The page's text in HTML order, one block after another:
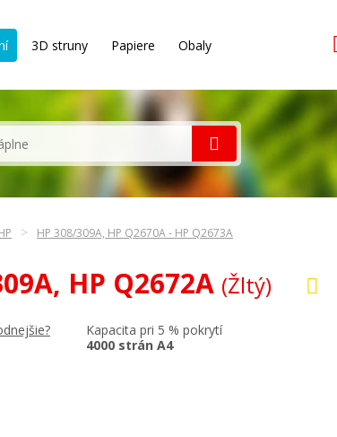
3D struny Papiere Obaly
HP 308/309A, HP Q2670A - HP Q2673A
HP Q2672A (Žltý)
Kapacita pri 5 % pokrytí
4000 strán A4